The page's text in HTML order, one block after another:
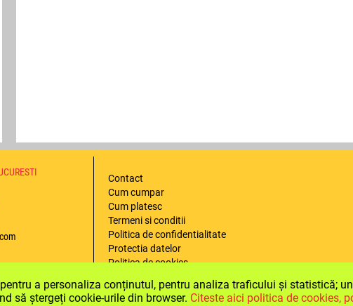
Contact
Cum cumpar
Cum platesc
Termeni si conditii
Politica de confidentialitate
Protectia datelor
Politica de cookies
ANPC
a personaliza conținutul, pentru analiza traficului și statistică;
să ștergeți cookie-urile din browser. Citeste aici politica de cookies,